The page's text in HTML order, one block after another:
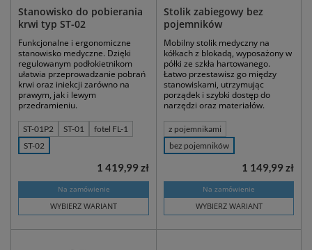
Stanowisko do pobierania
krwi typ ST-02
Funkcjonalne i ergonomiczne
stanowisko medyczne. Dzięki
regulowanym podłokietnikom
ułatwia przeprowadzanie pobrań
krwi oraz iniekcji zarówno na
prawym, jak i lewym
przedramieniu.
ST-01P2 ST-01
fotel FL-1
ST-02
Na zamówienie
WYBIERZ WARIANT
1 419,99 zł
Stolik zabiegowy bez
pojemników
Mobilny stolik medyczny na
kółkach z blokadą, wyposażony w
półki ze szkła hartowanego.
Łatwo przestawisz go między
stanowiskami, utrzymując
porządek i szybki dostęp do
narzędzi oraz materiałów.
z pojemnikami
bez pojemników
Na zamówienie
WYBIERZ WARIANT
1 149,99 zł